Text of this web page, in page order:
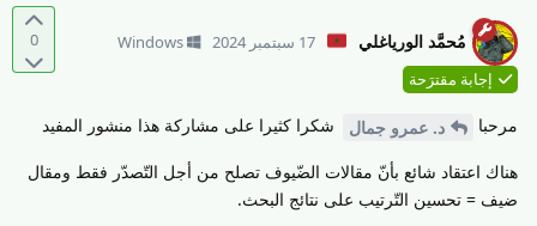
0 مُحمَّد الورياغلي 17 سبتمبر 2024
Windows
إجابة مقترَحة
مرحبا د.​ عمرو جمال شكرا كثيرا على مشاركة هذا منشور المفيد
هناك اعتقاد شائع بأنّ مقالات الضّيوف تصلح من أجل التّصدّر فقط ومقال
ضيف = تحسين التّرتيب على نتائج البحث.